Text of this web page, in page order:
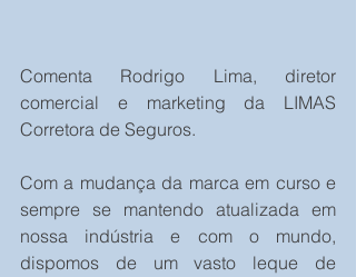
Comenta Rodrigo Lima, diretor
comercial e marketing da LIMAS
Corretora de Seguros.
Com a mudança da marca em curso e
sempre se mantendo atualizada em
nossa indústria e com o mundo,
dispomos de um vasto leque de